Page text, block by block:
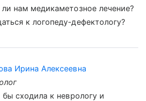
нам медикаметозное лечение?
к логопеду-дефектологу?
Ирина Алексеевна
бы сходила к неврологу и